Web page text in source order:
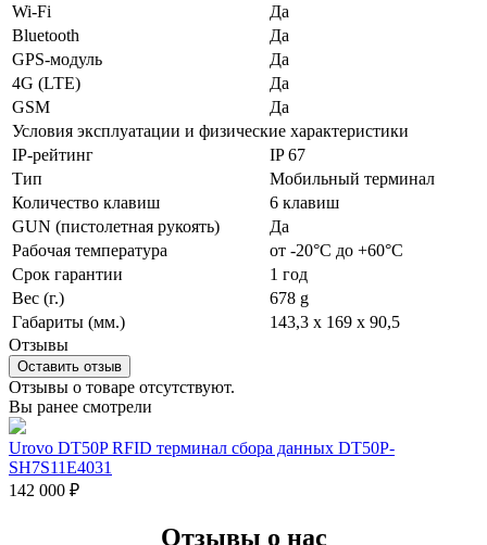
Wi-Fi
Да
Bluetooth
Да
GPS-модуль
Да
4G (LTE)
Да
GSM
Да
Условия эксплуатации и физические характеристики
IP-рейтинг
IP 67
Тип
Мобильный терминал
Количество клавиш
6 клавиш
GUN (пистолетная рукоять)
Да
Рабочая температура
от -20°C до +60°C
Срок гарантии
1 год
Вес (г.)
678 g
Габариты (мм.)
143,3 x 169 x 90,5
Отзывы
Оставить отзыв
Отзывы о товаре отсутствуют.
Вы ранее смотрели
Urovo DT50P RFID терминал сбора данных DT50P-
SH7S11E4031
142 000 ₽
Отзывы о нас